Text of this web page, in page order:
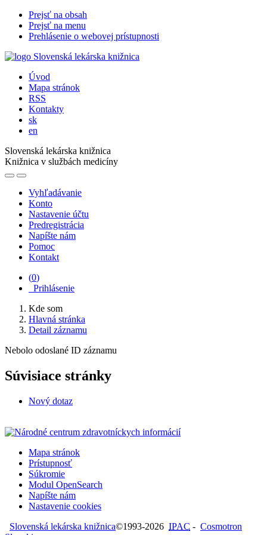
Prejsť na obsah
Prejsť na menu
Prehlásenie o webovej prístupnosti
Úvod
Mapa stránok
RSS
Kontakty
sk
en
Slovenská lekárska knižnica
Knižnica v službách medicíny
Vyhľadávanie
Konto
Nastavenie účtu
Predregistrácia
Napíšte nám
Pomoc
Kontakt
(0)
Prihlásenie
Kde som
Hlavná stránka
Detail záznamu
Nebolo odoslané ID záznamu
Súvisiace stránky
Nový dotaz
Mapa stránok
Prístupnosť
Súkromie
Modul OpenSearch
Napíšte nám
Nastavenie cookies
Slovenská lekárska knižnica©1993-2026 IPAC - Cosmotron